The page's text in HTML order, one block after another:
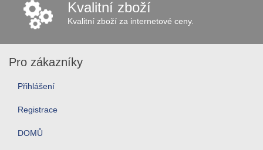
Kvalitní zboží
Kvalitní zboží za internetové ceny.
Pro zákazníky
Přihlášení
Registrace
DOMŮ